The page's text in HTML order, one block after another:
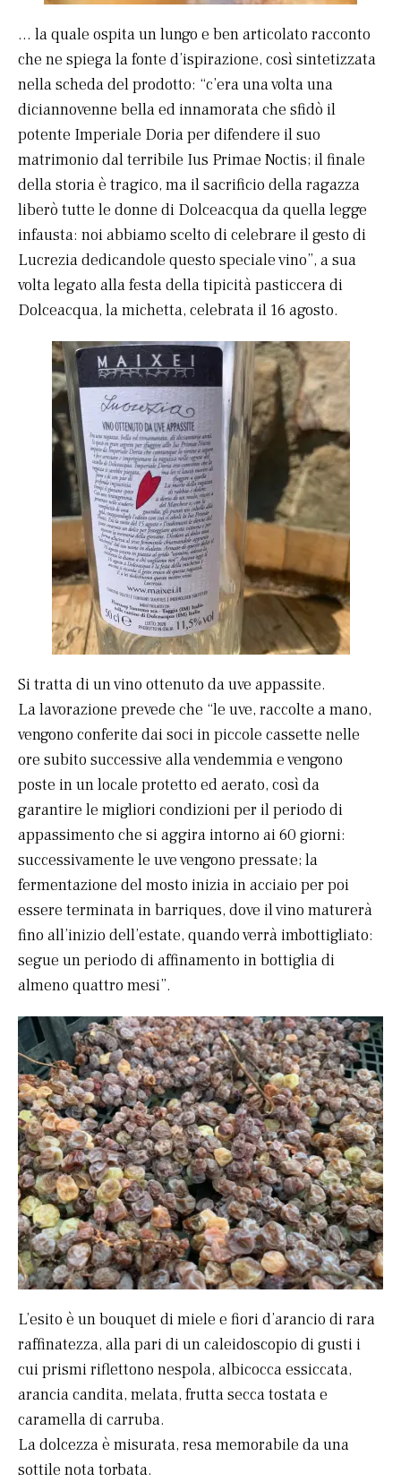
… la quale ospita un lungo e ben articolato racconto
che ne spiega la fonte d’ispirazione, così sintetizzata
nella scheda del prodotto: “c’era una volta una
diciannovenne bella ed innamorata che sfidò il
potente Imperiale Doria per difendere il suo
matrimonio dal terribile Ius Primae Noctis; il finale
della storia è tragico, ma il sacrificio della ragazza
liberò tutte le donne di Dolceacqua da quella legge
infausta: noi abbiamo scelto di celebrare il gesto di
Lucrezia dedicandole questo speciale vino”, a sua
volta legato alla festa della tipicità pasticcera di
Dolceacqua, la michetta, celebrata il 16 agosto.
Si tratta di un vino ottenuto da uve appassite.
La lavorazione prevede che “le uve, raccolte a mano,
vengono conferite dai soci in piccole cassette nelle
ore subito successive alla vendemmia e vengono
poste in un locale protetto ed aerato, così da
garantire le migliori condizioni per il periodo di
appassimento che si aggira intorno ai 60 giorni:
successivamente le uve vengono pressate; la
fermentazione del mosto inizia in acciaio per poi
essere terminata in barriques, dove il vino maturerà
fino all’inizio dell’estate, quando verrà imbottigliato:
segue un periodo di affinamento in bottiglia di
almeno quattro mesi”.
L’esito è un bouquet di miele e fiori d’arancio di rara
raffinatezza, alla pari di un caleidoscopio di gusti i
cui prismi riflettono nespola, albicocca essiccata,
arancia candita, melata, frutta secca tostata e
caramella di carruba.
La dolcezza è misurata, resa memorabile da una
sottile nota torbata.